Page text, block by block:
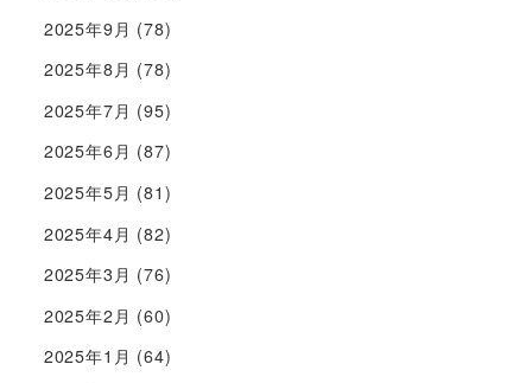
2025年9月 (78)
2025年8月 (78)
2025年7月 (95)
2025年6月 (87)
2025年5月 (81)
2025年4月 (82)
2025年3月 (76)
2025年2月 (60)
2025年1月 (64)